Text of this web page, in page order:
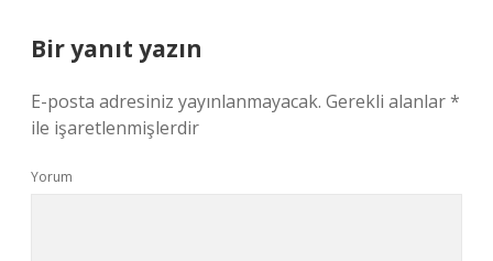
Bir yanıt yazın
E-posta adresiniz yayınlanmayacak. Gerekli alanlar*
ile işaretlenmişlerdir
Yorum